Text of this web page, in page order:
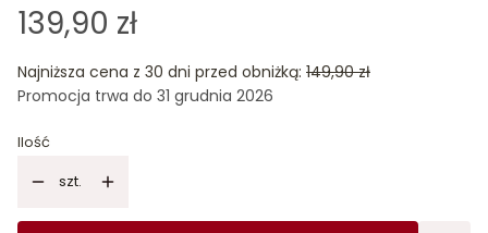
139,90 zł
Najniższa cena z 30 dni przed obniżką: 149,90 zł
Promocja trwa do 31 grudnia 2026
Ilość
szt.